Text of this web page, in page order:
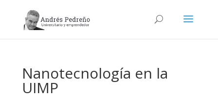
Nanotecnología en la
UIMP